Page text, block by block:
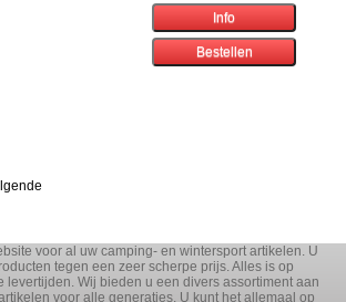
voor al uw camping- en wintersport artikelen. U
tegen een zeer scherpe prijs. Alles is op
levertijden. Wij bieden u een divers assortiment aan
voor alle generaties. U kunt het allemaal op